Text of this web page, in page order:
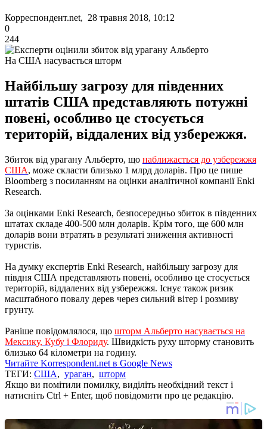
Корреспондент.net, 28 травня 2018, 10:12
0
244
На США насувається шторм
Найбільшу загрозу для південних
штатів США представляють потужні
повені, особливо це стосується
територій, віддалених від узбережжя.
Збиток від урагану Альберто, що наближається до узбережжя
США, може скласти близько 1 млрд доларів. Про це пише
Bloomberg з посиланням на оцінки аналітичної компанії Enki
Research.
За оцінками Enki Research, безпосередньо збиток в південних
штатах складе 400-500 млн доларів. Крім того, ще 600 млн
доларів вони втратять в результаті зниження активності
туристів.
На думку експертів Enki Research, найбільшу загрозу для
півдня США представляють повені, особливо це стосується
територій, віддалених від узбережжя. Існує також ризик
масштабного повалу дерев через сильний вітер і розмиву
грунту.
Раніше повідомлялося, що шторм Альберто насувається на
Мексику, Кубу і Флориду. Швидкість руху шторму становить
близько 64 кілометри на годину.
Читайте Korrespondent.net в Google News
ТЕГИ: США, ураган, шторм
Якщо ви помітили помилку, виділіть необхідний текст і
натисніть Ctrl + Enter, щоб повідомити про це редакцію.